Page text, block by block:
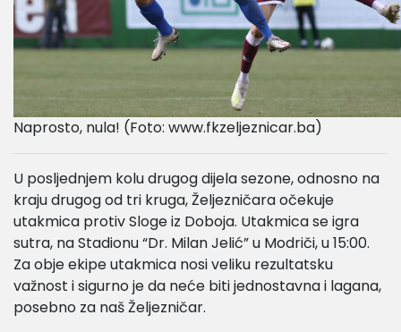
Naprosto, nula! (Foto: www.fkzeljeznicar.ba)
U posljednjem kolu drugog dijela sezone, odnosno na
kraju drugog od tri kruga, Željezničara očekuje
utakmica protiv Sloge iz Doboja. Utakmica se igra
sutra, na Stadionu “Dr. Milan Jelić” u Modriči, u 15:00.
Za obje ekipe utakmica nosi veliku rezultatsku
važnost i sigurno je da neće biti jednostavna i lagana,
posebno za naš Željezničar.